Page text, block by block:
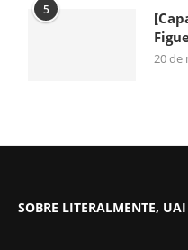
5
20 de
SOBRE LITERALMENTE, UAI